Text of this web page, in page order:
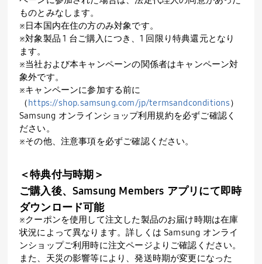
ものとみなします。
※日本国内在住の方のみ対象です。
※対象製品 1 台ご購入につき、1 回限り特典還元となり
ます。
※当社および本キャンペーンの関係者はキャンペーン対
象外です。
※キャンペーンに参加する前に
（https://shop.samsung.com/jp/termsandconditions）
Samsung オンラインショップ利用規約を必ずご確認く
ださい。
※その他、注意事項を必ずご確認ください。
＜特典付与時期＞
ご購入後、Samsung Members アプリにて即時
ダウンロード可能
※クーポンを使用して注文した製品のお届け時期は在庫
状況によって異なります。詳しくは Samsung オンライ
ンショップご利用時に注文ページよりご確認ください。
また、天災の影響等により、発送時期が変更になった